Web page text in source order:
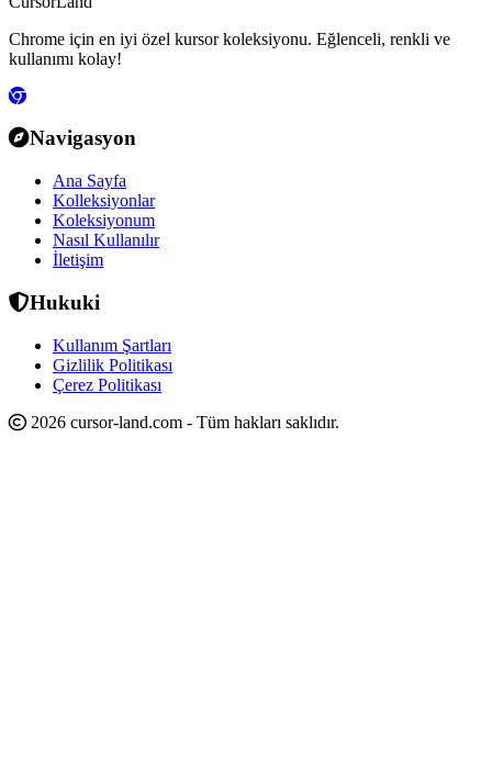
Chrome için en iyi özel kursor koleksiyonu. Eğlenceli, renkli ve
kullanımı kolay!
Navigasyon
Ana Sayfa
Kolleksiyonlar
Koleksiyonum
Nasıl Kullanılır
İletişim
Hukuki
Kullanım Şartları
Gizlilik Politikası
Çerez Politikası
2026 cursor-land.com - Tüm hakları saklıdır.